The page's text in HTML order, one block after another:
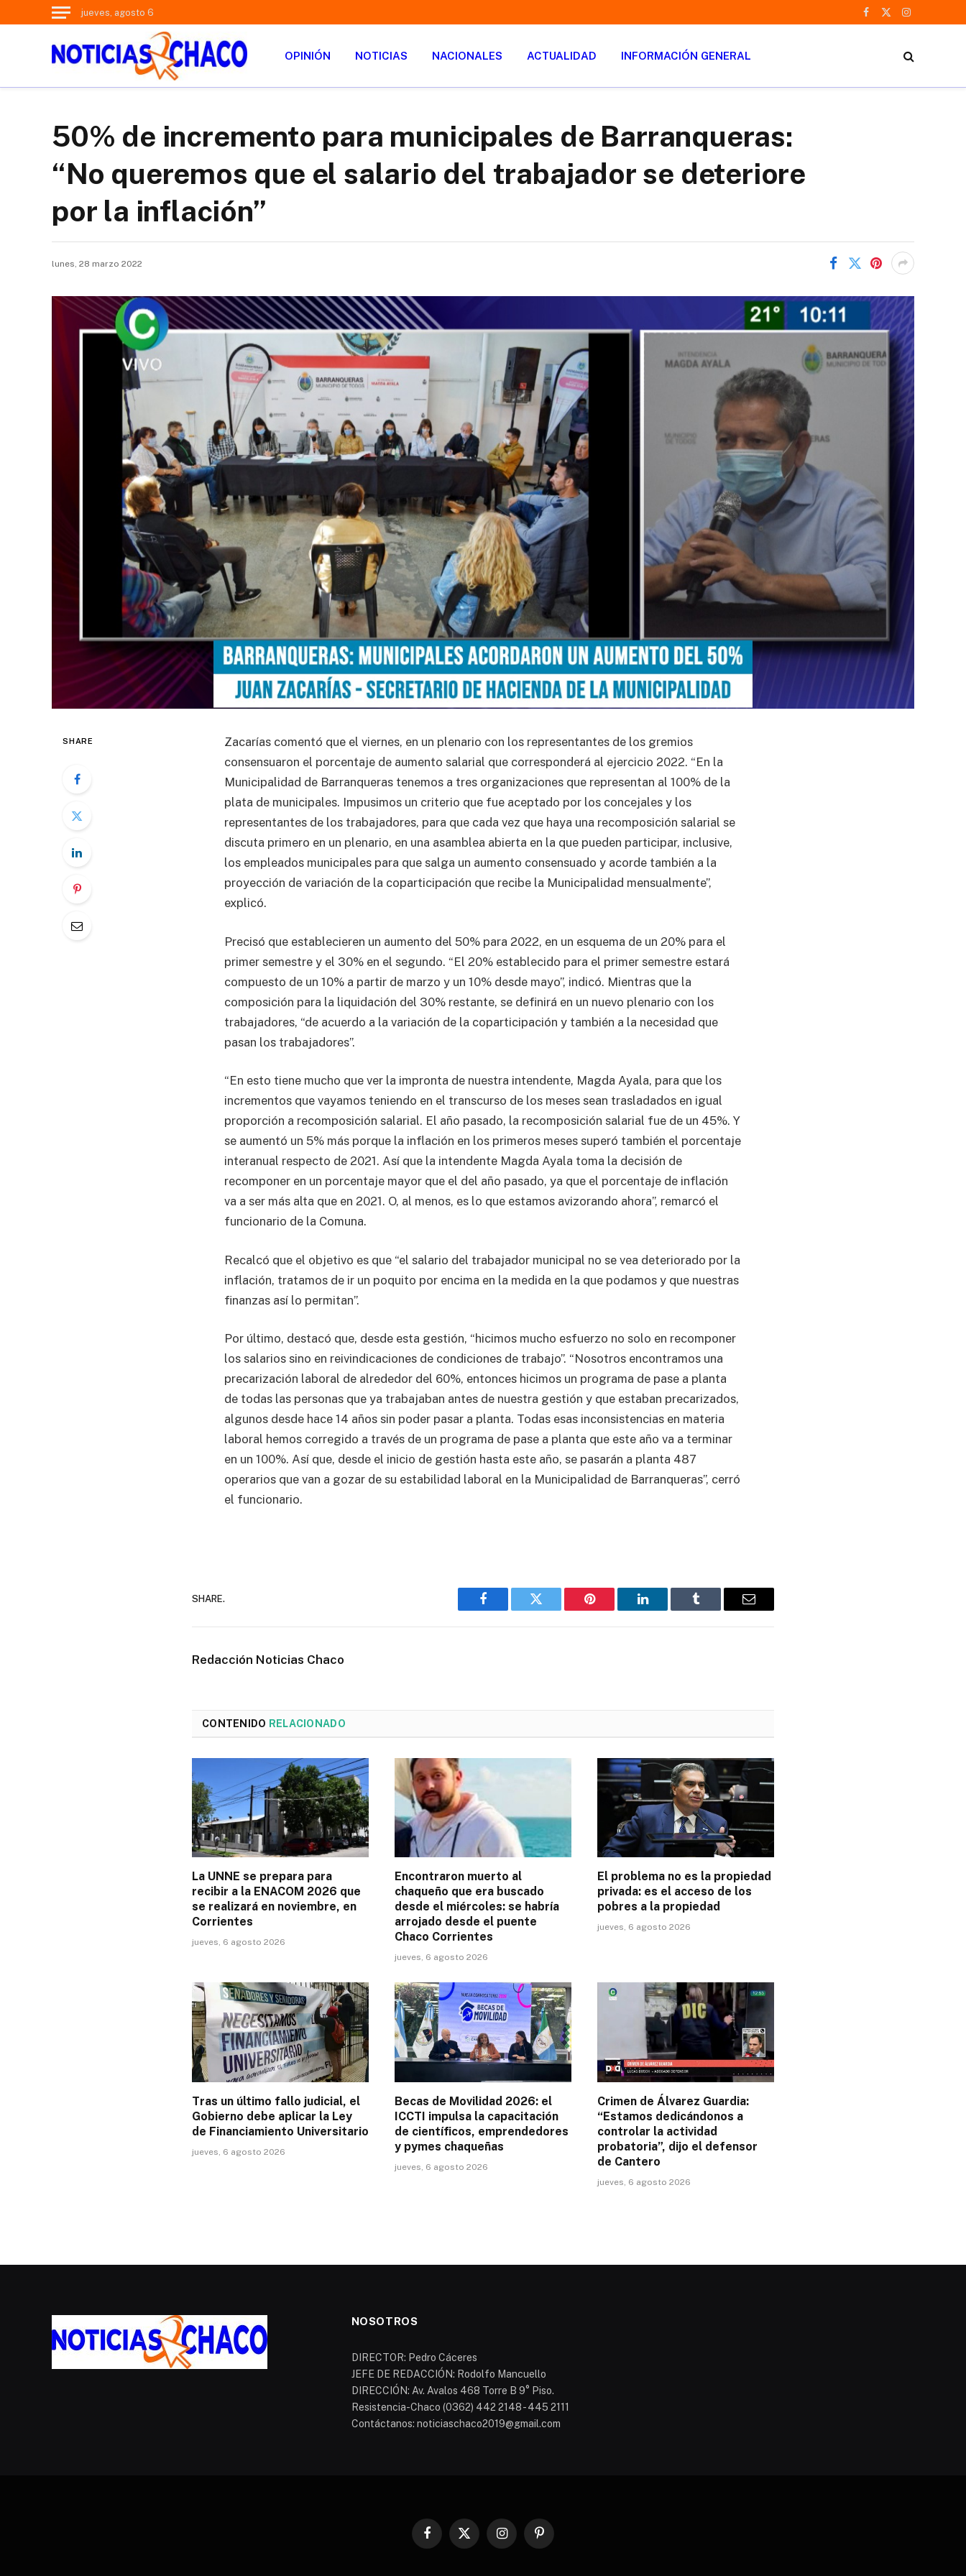
jueves, agosto 6
Facebook
X
Instagram
OPINIÓN NOTICIAS NACIONALES ACTUALIDAD INFORMACIÓN GENERAL
50% de incremento para municipales de Barranqueras:
“No queremos que el salario del trabajador se deteriore
por la inflación”
lunes, 28 marzo 2022
SHARE
Zacarías comentó que el viernes, en un plenario con los representantes de los gremios
consensuaron el porcentaje de aumento salarial que corresponderá al ejercicio 2022. “En la
Municipalidad de Barranqueras tenemos a tres organizaciones que representan al 100% de la
plata de municipales. Impusimos un criterio que fue aceptado por los concejales y los
representantes de los trabajadores, para que cada vez que haya una recomposición salarial se
discuta primero en un plenario, en una asamblea abierta en la que pueden participar, inclusive,
los empleados municipales para que salga un aumento consensuado y acorde también a la
proyección de variación de la coparticipación que recibe la Municipalidad mensualmente”,
explicó.
Precisó que establecieren un aumento del 50% para 2022, en un esquema de un 20% para el
primer semestre y el 30% en el segundo. “El 20% establecido para el primer semestre estará
compuesto de un 10% a partir de marzo y un 10% desde mayo”, indicó. Mientras que la
composición para la liquidación del 30% restante, se definirá en un nuevo plenario con los
trabajadores, “de acuerdo a la variación de la coparticipación y también a la necesidad que
pasan los trabajadores”.
“En esto tiene mucho que ver la impronta de nuestra intendente, Magda Ayala, para que los
incrementos que vayamos teniendo en el transcurso de los meses sean trasladados en igual
proporción a recomposición salarial. El año pasado, la recomposición salarial fue de un 45%. Y
se aumentó un 5% más porque la inflación en los primeros meses superó también el porcentaje
interanual respecto de 2021. Así que la intendente Magda Ayala toma la decisión de
recomponer en un porcentaje mayor que el del año pasado, ya que el porcentaje de inflación
va a ser más alta que en 2021. O, al menos, es lo que estamos avizorando ahora”, remarcó el
funcionario de la Comuna.
Recalcó que el objetivo es que “el salario del trabajador municipal no se vea deteriorado por la
inflación, tratamos de ir un poquito por encima en la medida en la que podamos y que nuestras
finanzas así lo permitan”.
Por último, destacó que, desde esta gestión, “hicimos mucho esfuerzo no solo en recomponer
los salarios sino en reivindicaciones de condiciones de trabajo”. “Nosotros encontramos una
precarización laboral de alrededor del 60%, entonces hicimos un programa de pase a planta
de todas las personas que ya trabajaban antes de nuestra gestión y que estaban precarizados,
algunos desde hace 14 años sin poder pasar a planta. Todas esas inconsistencias en materia
laboral hemos corregido a través de un programa de pase a planta que este año va a terminar
en un 100%. Así que, desde el inicio de gestión hasta este año, se pasarán a planta 487
operarios que van a gozar de su estabilidad laboral en la Municipalidad de Barranqueras”, cerró
el funcionario.
SHARE.
Facebook Twitter Pinterest LinkedIn Tumblr Email
Redacción Noticias Chaco
CONTENIDO RELACIONADO
La UNNE se prepara para
recibir a la ENACOM 2026 que
se realizará en noviembre, en
Corrientes
jueves, 6 agosto 2026
Encontraron muerto al
chaqueño que era buscado
desde el miércoles: se habría
arrojado desde el puente
Chaco Corrientes
jueves, 6 agosto 2026
El problema no es la propiedad
privada: es el acceso de los
pobres a la propiedad
jueves, 6 agosto 2026
Tras un último fallo judicial, el
Gobierno debe aplicar la Ley
de Financiamiento Universitario
jueves, 6 agosto 2026
Becas de Movilidad 2026: el
ICCTI impulsa la capacitación
de científicos, emprendedores
y pymes chaqueñas
jueves, 6 agosto 2026
Crimen de Álvarez Guardia:
“Estamos dedicándonos a
controlar la actividad
probatoria”, dijo el defensor
de Cantero
jueves, 6 agosto 2026
NOSOTROS
DIRECTOR: Pedro Cáceres
JEFE DE REDACCIÓN: Rodolfo Mancuello
DIRECCIÓN: Av. Avalos 468 Torre B 9° Piso.
Resistencia-Chaco (0362) 442 2148 - 445 2111
Contáctanos: noticiaschaco2019@gmail.com
Facebook
X
InstagramPinterest